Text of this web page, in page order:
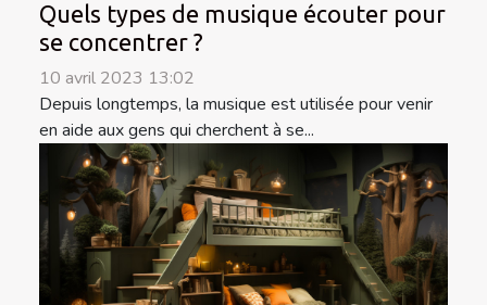
Quels types de musique écouter pour
se concentrer ?
10 avril 2023 13:02
Depuis longtemps, la musique est utilisée pour venir
en aide aux gens qui cherchent à se...